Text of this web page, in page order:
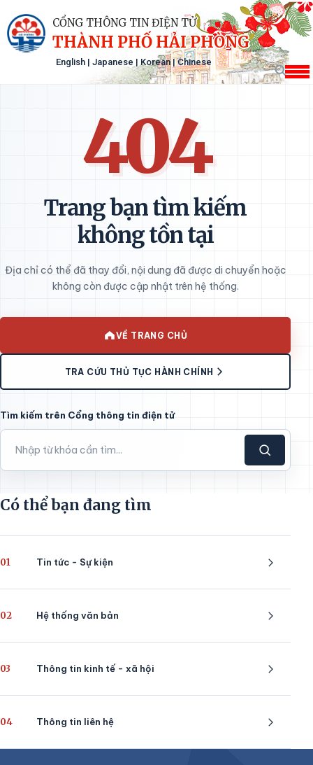
CỔNG THÔNG TIN ĐIỆN TỬ
THÀNH PHỐ HẢI PHÒNG
English | Japanese | Korean|Chinese
404
Trang bạn tìm kiếm
không tồn tại
Địa chỉ có thể đã thay đổi, nội dung đã được di chuyển hoặc
không còn được cập nhật trên hệ thống.
VỀ TRANG CHỦ
TRA CỨU THỦ TỤC HÀNH CHÍNH
Tìm kiếm trên Cổng thông tin điện tử
Có thể bạn đang tìm
01 Tin tức - Sự kiện
02 Hệ thống văn bản
03 Thông tin kinh tế - xã hội
04 Thông tin liên hệ